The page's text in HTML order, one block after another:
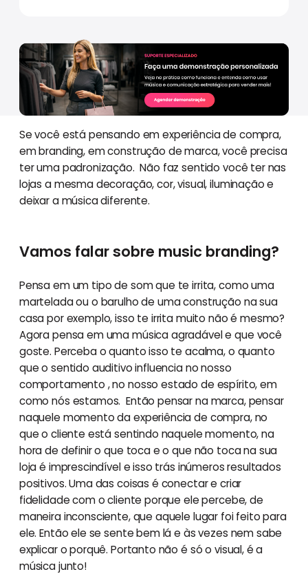
Se você está pensando em experiência de compra,
em branding, em construção de marca, você precisa
ter uma padronização. Não faz sentido você ter nas
lojas a mesma decoração, cor, visual, iluminação e
deixar a música diferente.
Vamos falar sobre music branding?
Pensa em um tipo de som que te irrita, como uma
martelada ou o barulho de uma construção na sua
casa por exemplo, isso te irrita muito não é mesmo?
Agora pensa em uma música agradável e que você
goste. Perceba o quanto isso te acalma, o quanto
que o sentido auditivo influencia no nosso
comportamento , no nosso estado de espírito, em
como nós estamos. Então pensar na marca, pensar
naquele momento da experiência de compra, no
que o cliente está sentindo naquele momento, na
hora de definir o que toca e o que não toca na sua
loja é imprescindível e isso trás inúmeros resultados
positivos. Uma das coisas é conectar e criar
fidelidade com o cliente porque ele percebe, de
maneira inconsciente, que aquele lugar foi feito para
ele. Então ele se sente bem lá e às vezes nem sabe
explicar o porquê. Portanto não é só o visual, é a
música junto!